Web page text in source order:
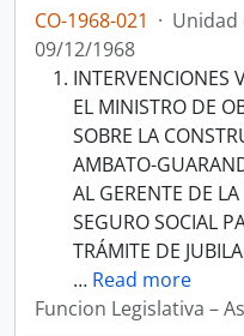
CO-1968-021 ·
09/12/1968
INTERVENCIONES
EL MINISTRO DE
SOBRE LA
AMBATO-
AL GERENTE DE
SEGURO SOCIAL
TRÁMITE DE
… Read more
Funcion Legislativa –